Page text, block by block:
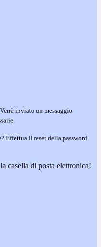
Verrà inviato un messaggio
Effettua il reset della password
casella di posta elettronica!